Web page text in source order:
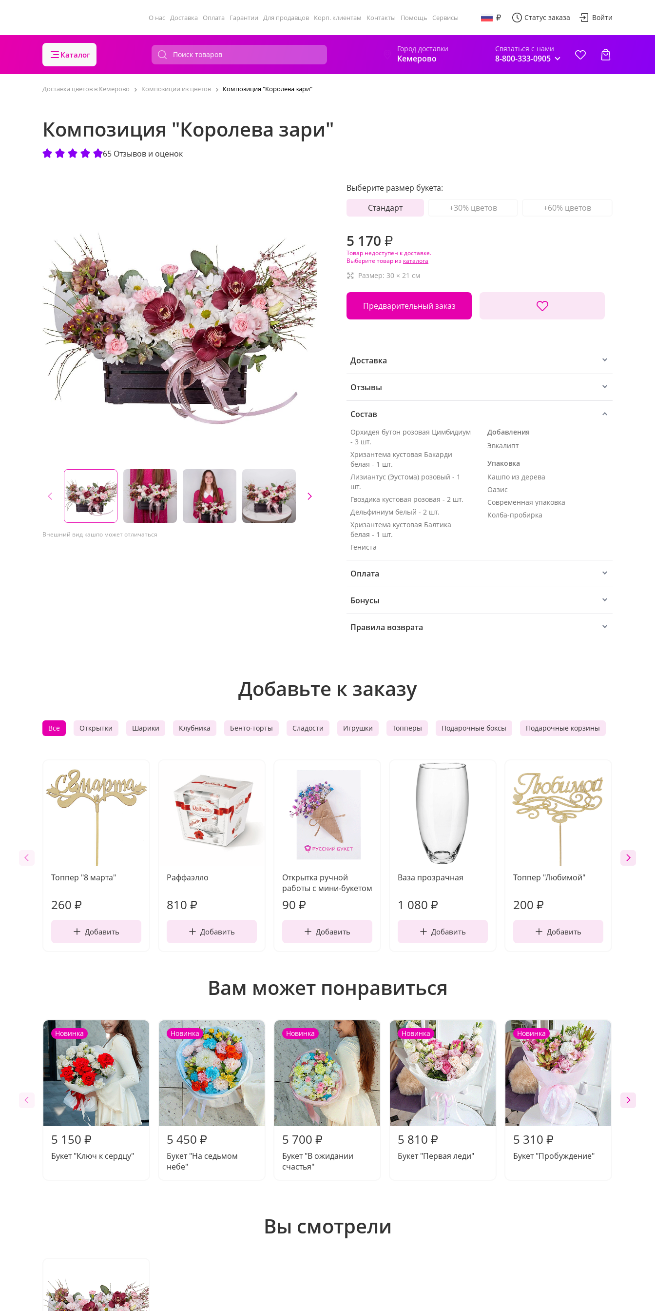
О нас Доставка Оплата Гарантии Для продавцов Корп. клиентам Контакты Помощь Сервисы Статус заказа Войти
Каталог
Город доставки
Кемерово
Связаться с нами
8-800-333-0905
Доставка цветов в Кемерово Композиции из цветов Композиция "Королева зари"
Композиция "Королева зари"
65 Отзывов и оценок
Внешний вид кашпо может отличаться
Выберите размер букета:
Стандарт
+30% цветов +60% цветов
5 170 ₽
Товар недоступен к доставке.
Выберите товар из каталога
Размер: 30 × 21 см
Предварительный заказ
Доставка
Отзывы
Состав
Орхидея бутон розовая Цимбидиум
- 3 шт.
Хризантема кустовая Бакарди
белая - 1 шт.
Лизиантус (Эустома) розовый - 1
шт.
Гвоздика кустовая розовая - 2 шт.
Дельфиниум белый - 2 шт.
Хризантема кустовая Балтика
белая - 1 шт.
Гениста
Добавления
Эвкалипт
Упаковка
Кашпо из дерева
Оазис
Современная упаковка
Колба-пробирка
Оплата
Бонусы
Правила возврата
Добавьте к заказу
Все Открытки Шарики Клубника Бенто-торты Сладости Игрушки Топперы Подарочные боксы Подарочные корзины
Топпер "8 марта"
260 ₽
Добавить
Раффаэлло
810 ₽
Добавить
Открытка ручной
работы с мини-букетом
90 ₽
Добавить
Ваза прозрачная
1 080 ₽
Добавить
Топпер "Любимой"
200 ₽
Добавить
Вам может понравиться
Новинка
5 150 ₽
Букет "Ключ к сердцу"
Новинка
5 450 ₽
Букет "На седьмом
небе"
Новинка
5 700 ₽
Букет "В ожидании
счастья"
Новинка
5 810 ₽
Букет "Первая леди"
Новинка
5 310 ₽
Букет "Пробуждение"
Вы смотрели